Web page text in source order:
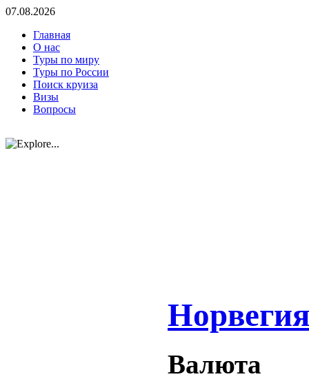
07.08.2026
Главная
О нас
Туры по миру
Туры по России
Поиск круиза
Визы
Вопросы
Норвегия
Валюта